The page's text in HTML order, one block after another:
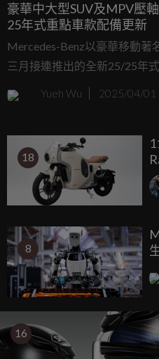
豪華中大型SUV及MPV壓
25年式重點車款配備更新
Mercedes-Benz以豪華移動著
三月接連推出的全新25/25年
Class，以配備更新、強化產
式車款的最後一波升級亮點，
Yueh Wu 2025/04/01
18
8
16